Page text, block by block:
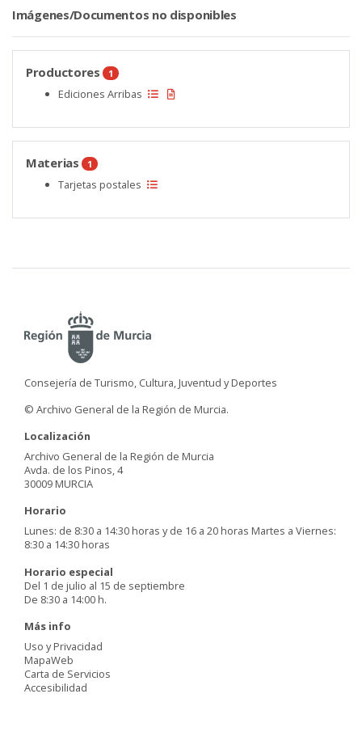
Imágenes/Documentos no disponibles
Productores 1
Ediciones Arribas
Materias 1
Tarjetas postales
Consejería de Turismo, Cultura, Juventud y Deportes
© Archivo General de la Región de Murcia.
Localización
Archivo General de la Región de Murcia
Avda. de los Pinos, 4
30009 MURCIA
Horario
Lunes: de 8:30 a 14:30 horas y de 16 a 20 horas Martes a Viernes:
8:30 a 14:30 horas
Horario especial
Del 1 de julio al 15 de septiembre
De 8:30 a 14:00 h.
Más info
Uso y Privacidad
MapaWeb
Carta de Servicios
Accesibilidad